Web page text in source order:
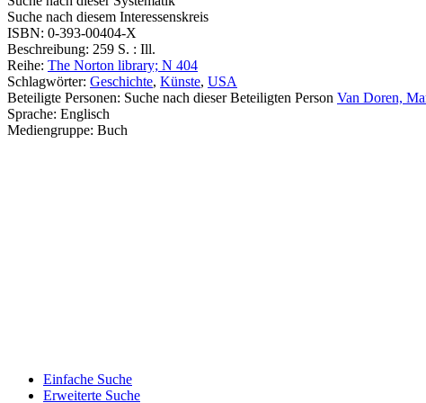
Suche nach diesem Interessenskreis
ISBN: 0-393-00404-X
Beschreibung: 259 S. : Ill.
Reihe: The Norton library; N 404
Schlagwörter: Geschichte, Künste, USA
Beteiligte Personen: Suche nach dieser Beteiligten Person Van Doren,
Sprache: Englisch
Mediengruppe: Buch
Einfache Suche
Erweiterte Suche